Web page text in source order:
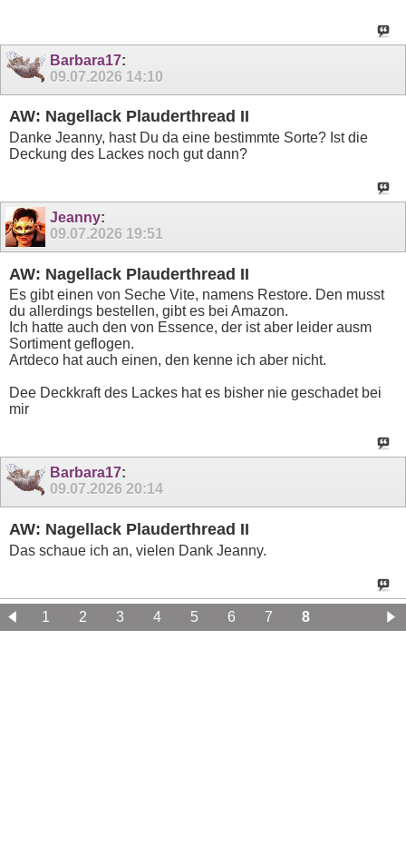
Barbara17:
09.07.2026 14:10
AW: Nagellack Plauderthread II
Danke Jeanny, hast Du da eine bestimmte Sorte? Ist die
Deckung des Lackes noch gut dann?
Jeanny:
09.07.2026 19:51
AW: Nagellack Plauderthread II
Es gibt einen von Seche Vite, namens Restore. Den musst
du allerdings bestellen, gibt es bei Amazon.
Ich hatte auch den von Essence, der ist aber leider ausm
Sortiment geflogen.
Artdeco hat auch einen, den kenne ich aber nicht.
Dee Deckkraft des Lackes hat es bisher nie geschadet bei
mir
Barbara17:
09.07.2026 20:14
AW: Nagellack Plauderthread II
Das schaue ich an, vielen Dank Jeanny.
1 2 3 4 5 6 7 8